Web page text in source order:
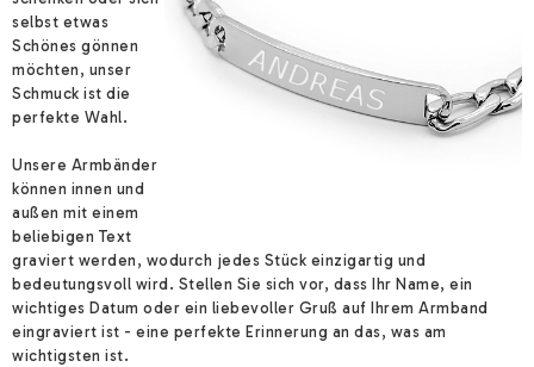
selbst etwas
Schönes gönnen
möchten, unser
Schmuck ist die
perfekte Wahl.
Unsere Armbänder
können innen und
außen mit einem
beliebigen Text
graviert werden, wodurch jedes Stück einzigartig und
bedeutungsvoll wird. Stellen Sie sich vor, dass Ihr Name, ein
wichtiges Datum oder ein liebevoller Gruß auf Ihrem Armband
eingraviert ist - eine perfekte Erinnerung an das, was am
wichtigsten ist.